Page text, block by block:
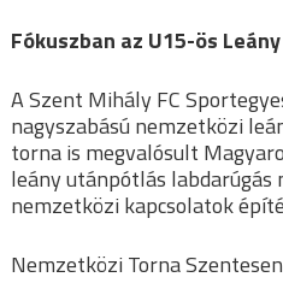
Fókuszban az U15-ös
A Szent Mihály FC
nagyszabású nemzetközi
torna is megvalósult
leány utánpótlás labdarúgás
nemzetközi kapcsolatok
Nemzetközi Torna